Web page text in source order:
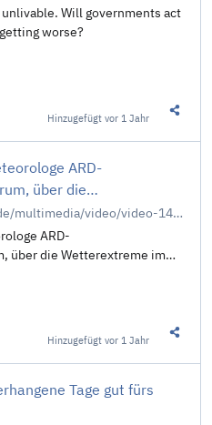
Will governments act
worse?
Hinzugefügtvor 1 Jahr
ARD-
über die
2024
https://www.tagesschau.de/multimedia/video/video-1414590.html
ARD-
über die Wetterextreme im
Hinzugefügtvor 1 Jahr
Tage gut fürs